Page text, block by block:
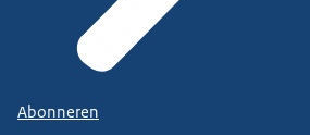
Abonneren